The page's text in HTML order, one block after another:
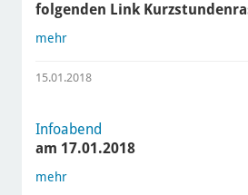
folgenden Link
mehr
15.01.2018
Infoabend
am 17.01.2018
mehr